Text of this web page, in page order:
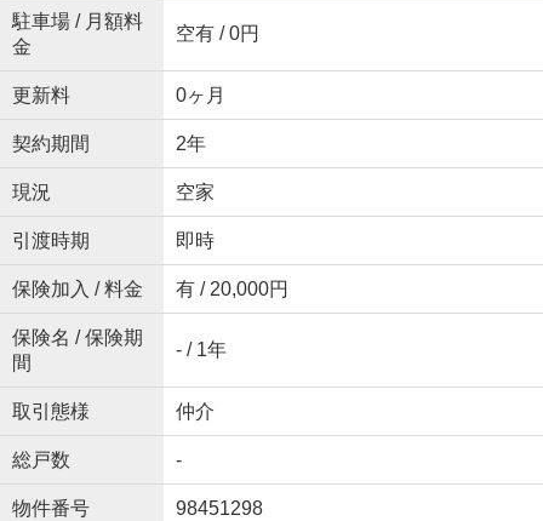
駐車場 / 月額料
金
空有 / 0円
更新料 0ヶ月
契約期間 2年
現況 空家
引渡時期 即時
保険加入 / 料金 有 / 20,000円
保険名 / 保険期
間
- / 1年
取引態様 仲介
総戸数 -
物件番号 98451298